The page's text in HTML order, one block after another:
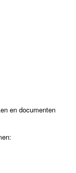
en documenten